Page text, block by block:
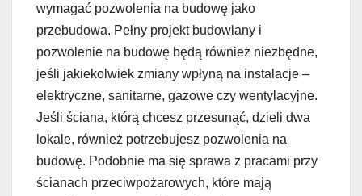
wymagać pozwolenia na budowę jako
przebudowa. Pełny projekt budowlany i
pozwolenie na budowę będą również niezbędne,
jeśli jakiekolwiek zmiany wpłyną na instalacje –
elektryczne, sanitarne, gazowe czy wentylacyjne.
Jeśli ściana, którą chcesz przesunąć, dzieli dwa
lokale, również potrzebujesz pozwolenia na
budowę. Podobnie ma się sprawa z pracami przy
ścianach przeciwpożarowych, które mają